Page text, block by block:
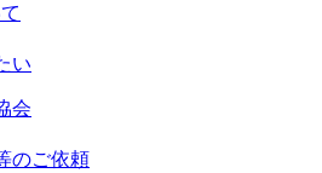
い
会
のご依頼